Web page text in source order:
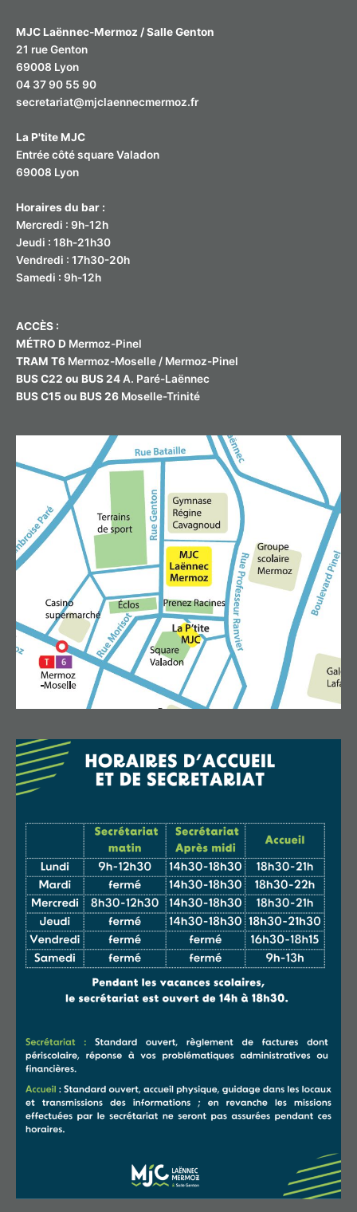
MJC Laënnec-Mermoz / Salle Genton
21 rue Genton
69008 Lyon
04 37 90 55 90
secretariat@mjclaennecmermoz.fr
La P'tite MJC
Entrée côté square Valadon
69008 Lyon
Horaires du bar :
Mercredi : 9h-12h
Jeudi : 18h-21h30
Vendredi : 17h30-20h
Samedi : 9h-12h
ACCÈS :
MÉTRO D Mermoz-Pinel
TRAM T6 Mermoz-Moselle / Mermoz-Pinel
BUS C22 ou BUS 24 A. Paré-Laënnec
BUS C15 ou BUS 26 Moselle-Trinité